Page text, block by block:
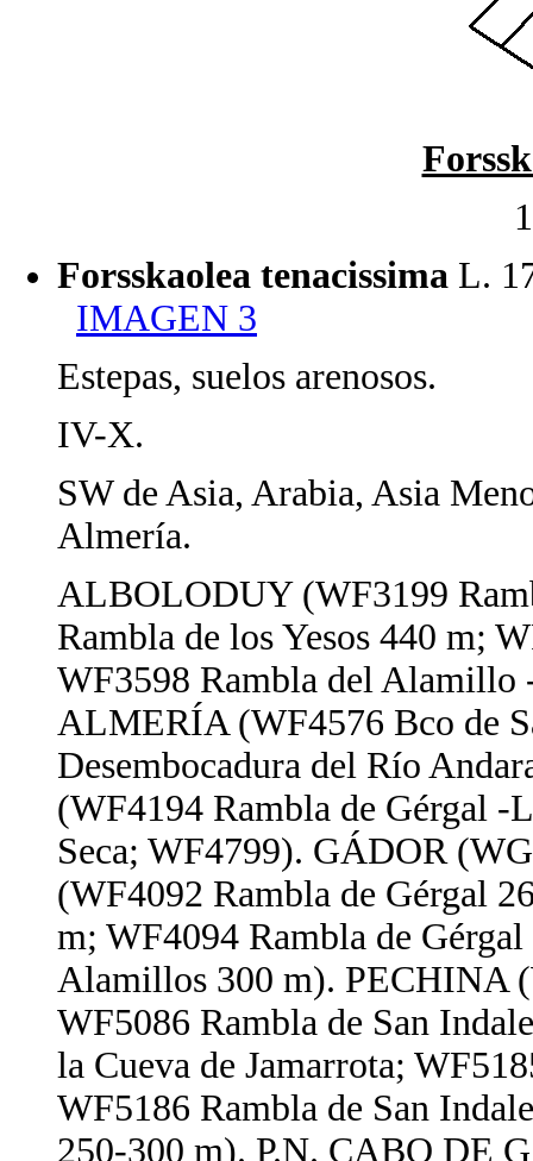
Forsskaolea tenacissima L.
IMAGEN 3
Estepas, suelos arenosos.
IV-X.
SW de Asia, Arabia, Asia
Almería.
ALBOLODUY (WF3199
Rambla de los Yesos 440 m;
WF3598 Rambla del Alamillo
ALMERÍA (WF4576 Bco de
Desembocadura del Río
(WF4194 Rambla de Gérgal -
Seca; WF4799). GÁDOR
(WF4092 Rambla de Gérgal
m; WF4094 Rambla de
Alamillos 300 m). PECHINA
WF5086 Rambla de San
la Cueva de Jamarrota;
WF5186 Rambla de San
250-300 m). P.N. CABO DE